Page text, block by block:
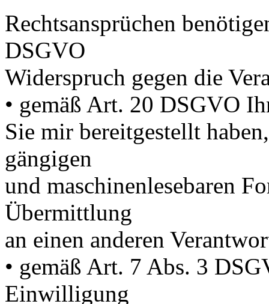
Rechtsansprüchen
DSGVO
Widerspruch gegen die
• gemäß Art. 20 DSGVO
Sie mir bereitgestellt
gängigen
und maschinenlesebaren
Übermittlung
an einen anderen
• gemäß Art. 7 Abs. 3
Einwilligung